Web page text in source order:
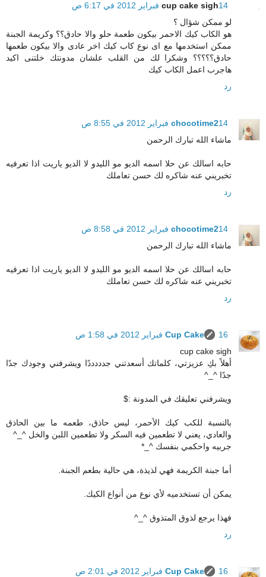
cup cake sigh14 فبراير 2012 في 6:17 ص
لو ممكن شؤال ؟
هو الكاب كيك الاحمر بيكون طعمة حلو والا حادق؟؟ وكريمة الجبنة
ممكن استخدمها مع اى نوع كاب كيك اخر عادى والا بيكون طعمها
حادق؟؟؟؟؟ وشكرا لك من القلب علشان مدونتك خلتنى اكيد
هاجرب اعمل الكاب كيك
رد
chocotime214 فبراير 2012 في 8:55 ص
ماشاء الله تبارك الرحمن
حابه اسالك عن حلا اسمه الديو مو الليدو لا الديو ياريت اذا تعرفيه
تخبريني عنه شاكره لك حسن تعاملك
رد
chocotime214 فبراير 2012 في 8:58 ص
ماشاء الله تبارك الرحمن
حابه اسالك عن حلا اسمه الديو مو الليدو لا الديو ياريت اذا تعرفيه
تخبريني عنه شاكره لك حسن تعاملك
رد
Cup Cake
16 فبراير 2012 في 1:58 ص
cup cake sigh
أهلاً بكِ عزيزتي، كلماتك أسعدتني جدددددًا ويشرفني وجودك جدًا
جدًا ^_^
ويشرفني تعليقك في المدونة :$
بالنسبة للكب كيك الأحمر، ليس حاذق، طعمه ما بين الحاذق
والعادي، يعني لا تطعمين فيه السكر ولا تطعمين اللبن والخل ^_^
جربيه واحكمي بنفسك ^_*
أما جبنة الكريمة فهي لذيذة، هي حالية بطعم الجبنة.
يمكن أن تستخدميه لأي نوع من أنواع الكيك.
فهذا يرجع لذوق المتذوق ^_^
رد
Cup Cake
16 فبراير 2012 في 2:01 ص